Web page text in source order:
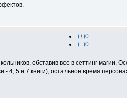
(+)0
(−)0
обставив все в сеттинг магии.
- 4, 5 и 7 книги), остальное время